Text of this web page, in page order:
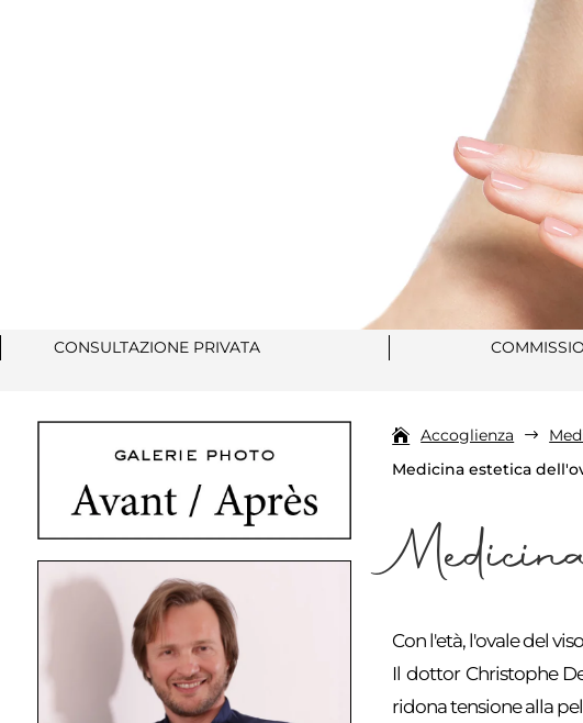
CONSULTAZIONE PRIVATA
Accoglienza $
Medicina estetica
Con l'età, l'ovale del
Il dottor Christophe
ridona tensione alla